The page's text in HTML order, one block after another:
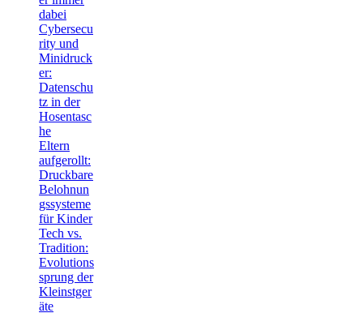
dabei
Cybersecu
rity und
Minidruck
er:
Datenschu
tz in der
Hosentasc
he
Eltern
aufgerollt:
Druckbare
Belohnun
gssysteme
für Kinder
Tech vs.
Tradition:
Evolutions
sprung der
Kleinstger
äte